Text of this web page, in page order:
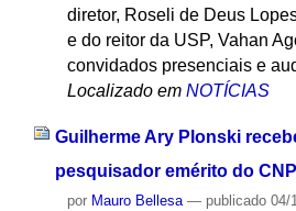
diretor, Roseli de Deus
e do reitor da USP, Vahan
convidados presenciais e
Localizado em NOTÍCIAS
Guilherme Ary Plonski
pesquisador emérito do
por Mauro Bellesa — publicado04/